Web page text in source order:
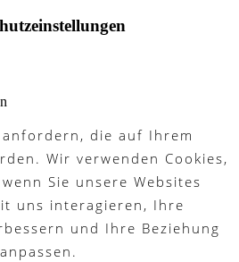
die auf Ihrem
Wir verwenden Cookies,
Sie unsere Websites
uns interagieren, Ihre
und Ihre Beziehung